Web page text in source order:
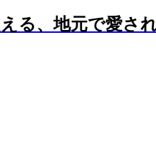
る、地元で愛さ